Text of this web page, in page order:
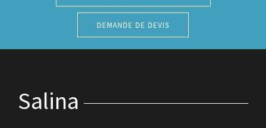
DEMANDE DE DEVIS
Salina